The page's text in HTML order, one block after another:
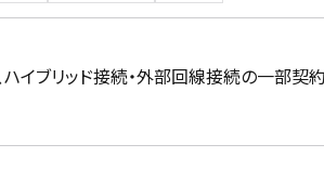
ハイブリッド接続・外部回線接続の一部